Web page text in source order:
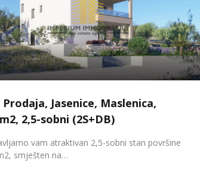
Prodaja, Jasenice, Maslenica,
2,5-sobni (2S+DB)
vam atraktivan 2,5-sobni stan površine
smješten na…